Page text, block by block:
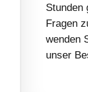
Stunden
Fragen
wenden
unser